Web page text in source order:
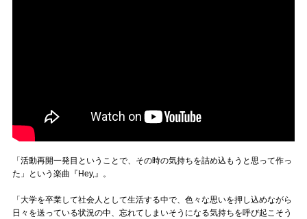
「活動再開一発目ということで、その時の気持ちを詰め込もうと思って作っ
た」という楽曲『Hey,』。
「大学を卒業して社会人として生活する中で、色々な思いを押し込めながら
日々を送っている状況の中、忘れてしまいそうになる気持ちを呼び起こそう